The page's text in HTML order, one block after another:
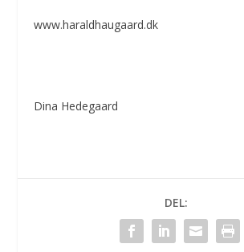
www.haraldhaugaard.dk
Dina Hedegaard
DEL: